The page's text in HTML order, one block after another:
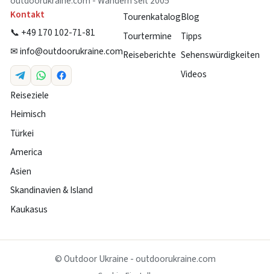
Kontakt
📞 +49 170 102-71-81
✉info@outdoorukraine.com
Tourenkatalog
Tourtermine
Reiseberichte
Blog
Tipps
Sehenswürdigkeiten
Videos
Reiseziele
Heimisch
Türkei
America
Asien
Skandinavien & Island
Kaukasus
© Outdoor Ukraine - outdoorukraine.com